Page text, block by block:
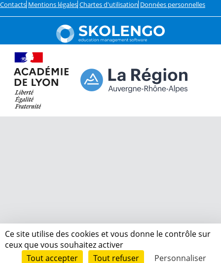
Contacts Mentions légales Chartes d'utilisation Données personnelles
Ce site utilise des cookies et vous donne le contrôle sur
ceux que vous souhaitez activer
Tout accepter
Tout refuser Personnaliser